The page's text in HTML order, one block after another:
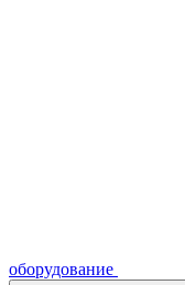
оборудование